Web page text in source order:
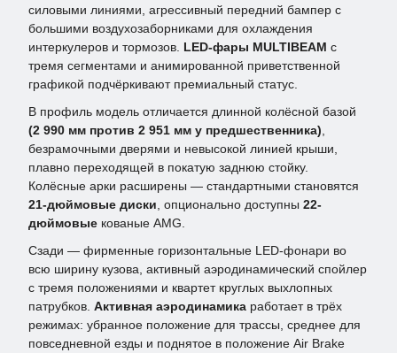
силовыми линиями, агрессивный передний бампер с
большими воздухозаборниками для охлаждения
интеркулеров и тормозов. LED-фары MULTIBEAM с
тремя сегментами и анимированной приветственной
графикой подчёркивают премиальный статус.
В профиль модель отличается длинной колёсной базой
(2 990 мм против 2 951 мм у предшественника),
безрамочными дверями и невысокой линией крыши,
плавно переходящей в покатую заднюю стойку.
Колёсные арки расширены — стандартными становятся
21-дюймовые диски, опционально доступны 22-
дюймовые кованые AMG.
Сзади — фирменные горизонтальные LED-фонари во
всю ширину кузова, активный аэродинамический спойлер
с тремя положениями и квартет круглых выхлопных
патрубков. Активная аэродинамика работает в трёх
режимах: убранное положение для трассы, среднее для
повседневной езды и поднятое в положение Air Brake